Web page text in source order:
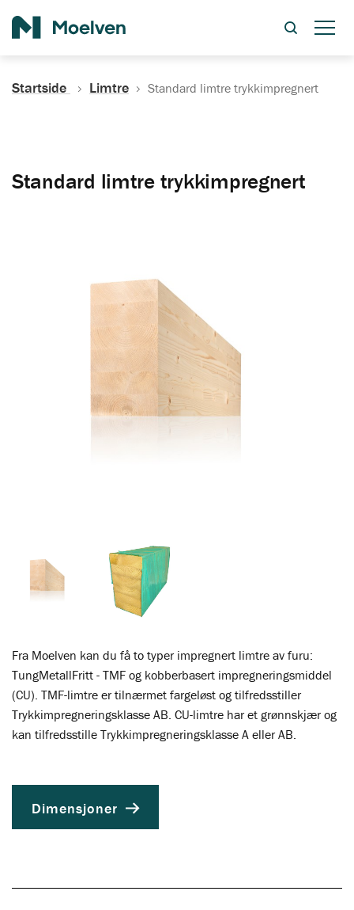
Startside Limtre Standard limtre trykkimpregnert
Fra Moelven kan du få to typer impregnert limtre av furu:
TungMetallFritt - TMF og kobberbasert impregneringsmiddel
(CU). TMF-limtre er tilnærmet fargeløst og tilfredsstiller
Trykkimpregneringsklasse AB. CU-limtre har et grønnskjær og
kan tilfredsstille Trykkimpregneringsklasse A eller AB.
Dimensjoner
Standard limtre trykkimpregnert